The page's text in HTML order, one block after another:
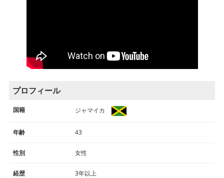
プロフィール
国籍 ジャマイカ
年齢 43
性別 女性
経歴 3年以上